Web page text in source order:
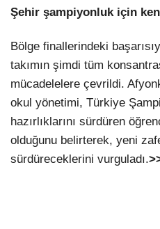
Şehir şampiyonluk için
Bölge finallerindeki
takımın şimdi tüm
mücadelelere çevrildi.
okul yönetimi, Türkiye
hazırlıklarını sürdüren
olduğunu belirterek, yeni
sürdüreceklerini vurguladı.